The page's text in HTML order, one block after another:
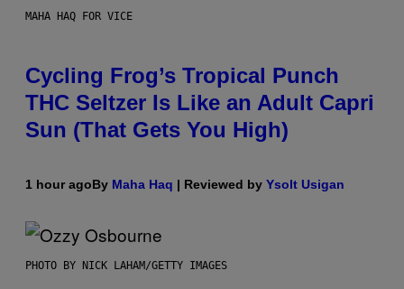
MAHA HAQ FOR VICE
Cycling Frog’s Tropical Punch
THC Seltzer Is Like an Adult Capri
Sun (That Gets You High)
1 hour agoBy Maha Haq | Reviewed by Ysolt Usigan
PHOTO BY NICK LAHAM/GETTY IMAGES